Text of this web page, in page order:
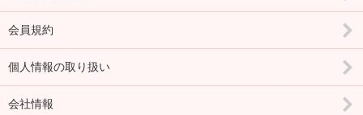
会員規約
個人情報の取り扱い
会社情報